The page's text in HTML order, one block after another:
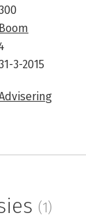
Boom
3-2015
(1)